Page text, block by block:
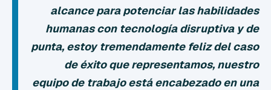
alcance para potenciar las habilidades
humanas con tecnología disruptiva y de
punta, estoy tremendamente feliz del caso
de éxito que representamos, nuestro
equipo de trabajo está encabezado en una